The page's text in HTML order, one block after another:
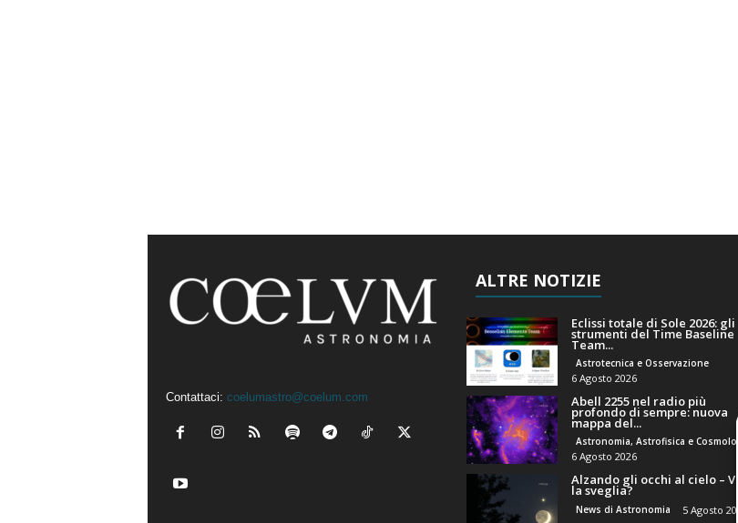
Contattaci: coelumastro@coelum.com
ALTRE NOTIZIE
Eclissi totale di Sole 2026: gli
strumenti del Time Baseline
Team...
Astrotecnica e Osservazione
6 Agosto 2026
Abell 2255 nel radio più
profondo di sempre: nuova
mappa del...
Astronomia, Astrofisica e
6 Agosto 2026
Alzando gli occhi al cielo –
la sveglia?
News di Astronomia 5 Agosto